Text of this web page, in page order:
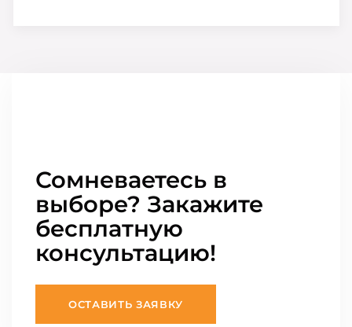
Сомневаетесь в
выборе? Закажите
бесплатную
консультацию!
ОСТАВИТЬ ЗАЯВКУ